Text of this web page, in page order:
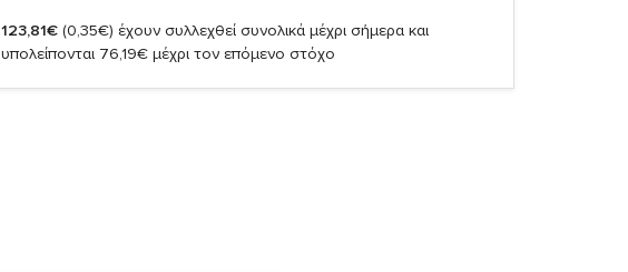
123,81€ (0,35€) έχουν συλλεχθεί συνολικά μέχρι σήμερα και
υπολείπονται 76,19€ μέχρι τον επόμενο στόχο